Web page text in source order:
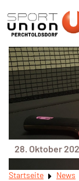
28. Oktober
Startseite News